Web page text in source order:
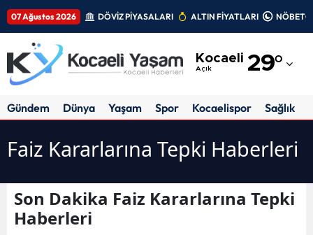
07 Ağustos 2026 DÖVİZ PİYASALARI ALTIN FİYATLARI
Kocaeli
Açık 29°
Adıyaman
Amasya
Ankara
Gündem Dünya Yaşam Spor Kocaelispor Sağlık
Faiz Kararlarına Tepki Haberleri
Son Dakika Faiz Kararlarına Tepki
Haberleri